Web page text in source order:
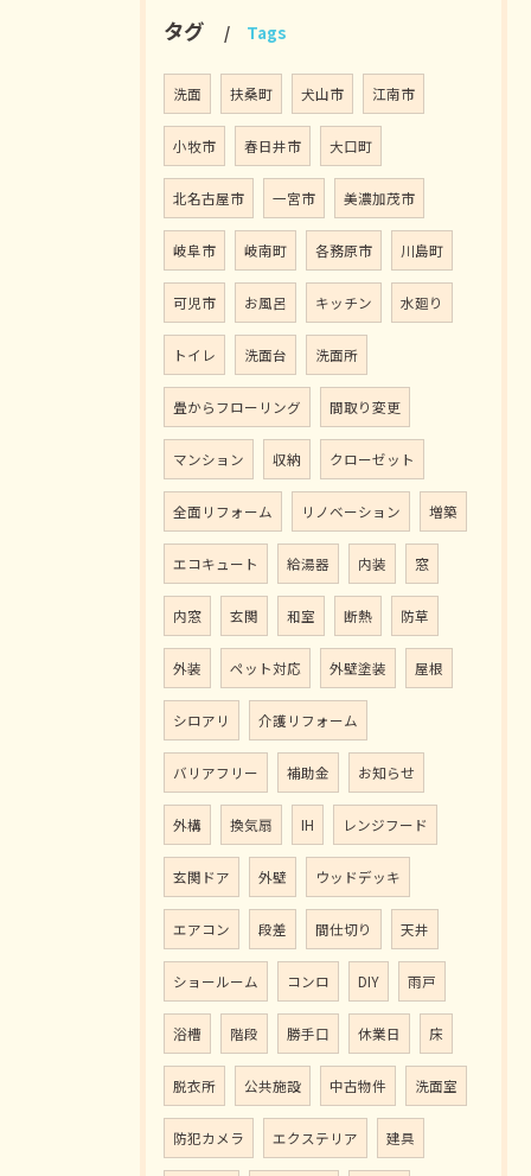
タグ Tags
洗面 扶桑町 犬山市 江南市
小牧市 春日井市 大口町
北名古屋市 一宮市 美濃加茂市
岐阜市 岐南町 各務原市 川島町
可児市 お風呂 キッチン 水廻り
トイレ 洗面台 洗面所
畳からフローリング 間取り変更
マンション 収納 クローゼット
全面リフォーム リノベーション 増築
エコキュート 給湯器 内装 窓
内窓 玄関 和室 断熱 防草
外装 ペット対応 外壁塗装 屋根
シロアリ 介護リフォーム
バリアフリー 補助金 お知らせ
外構 換気扇 IH レンジフード
玄関ドア 外壁 ウッドデッキ
エアコン 段差 間仕切り 天井
ショールーム コンロ DIY 雨戸
浴槽 階段 勝手口 休業日 床
脱衣所 公共施設 中古物件 洗面室
防犯カメラ エクステリア 建具